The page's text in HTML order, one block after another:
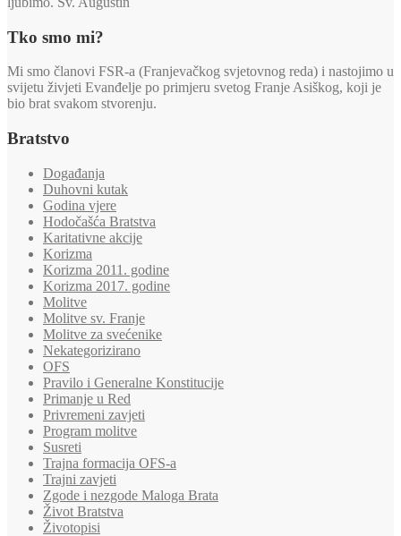
Tko smo mi?
Mi smo članovi FSR-a (Franjevačkog svjetovnog reda) i nastojimo u
svijetu živjeti Evanđelje po primjeru svetog Franje Asiškog, koji je
bio brat svakom stvorenju.
Bratstvo
Događanja
Duhovni kutak
Godina vjere
Hodočašća Bratstva
Karitativne akcije
Korizma
Korizma 2011. godine
Korizma 2017. godine
Molitve
Molitve sv. Franje
Molitve za svećenike
Nekategorizirano
OFS
Pravilo i Generalne Konstitucije
Primanje u Red
Privremeni zavjeti
Program molitve
Susreti
Trajna formacija OFS-a
Trajni zavjeti
Zgode i nezgode Maloga Brata
Život Bratstva
Životopisi